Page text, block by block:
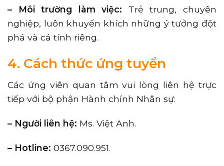
– Môi trường làm việc: Trẻ trung, chuyên
nghiệp, luôn khuyến khích những ý tưởng đột
phá và cá tính riêng.
4. Cách thức ứng tuyển
Các ứng viên quan tâm vui lòng liên hệ trực
tiếp với bộ phận Hành chính Nhân sự:
– Người liên hệ: Ms. Việt Anh.
– Hotline: 0367.090.951.